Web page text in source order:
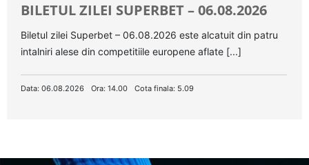
BILETUL ZILEI SUPERBET – 06.08.2026
Biletul zilei Superbet – 06.08.2026 este alcatuit din patru
intalniri alese din competitiile europene aflate [...]
Data: 06.08.2026 Ora: 14.00 Cota finala: 5.09